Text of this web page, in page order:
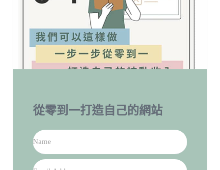
從零到一打造自己的網站